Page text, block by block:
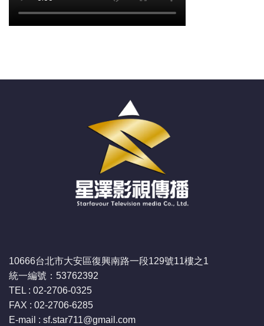
10666台北市大安區復興南路一段129號11樓之1
統一編號：53762392
TEL : 02-2706-0325
FAX : 02-2706-6285
E-mail : sf.star711@gmail.com